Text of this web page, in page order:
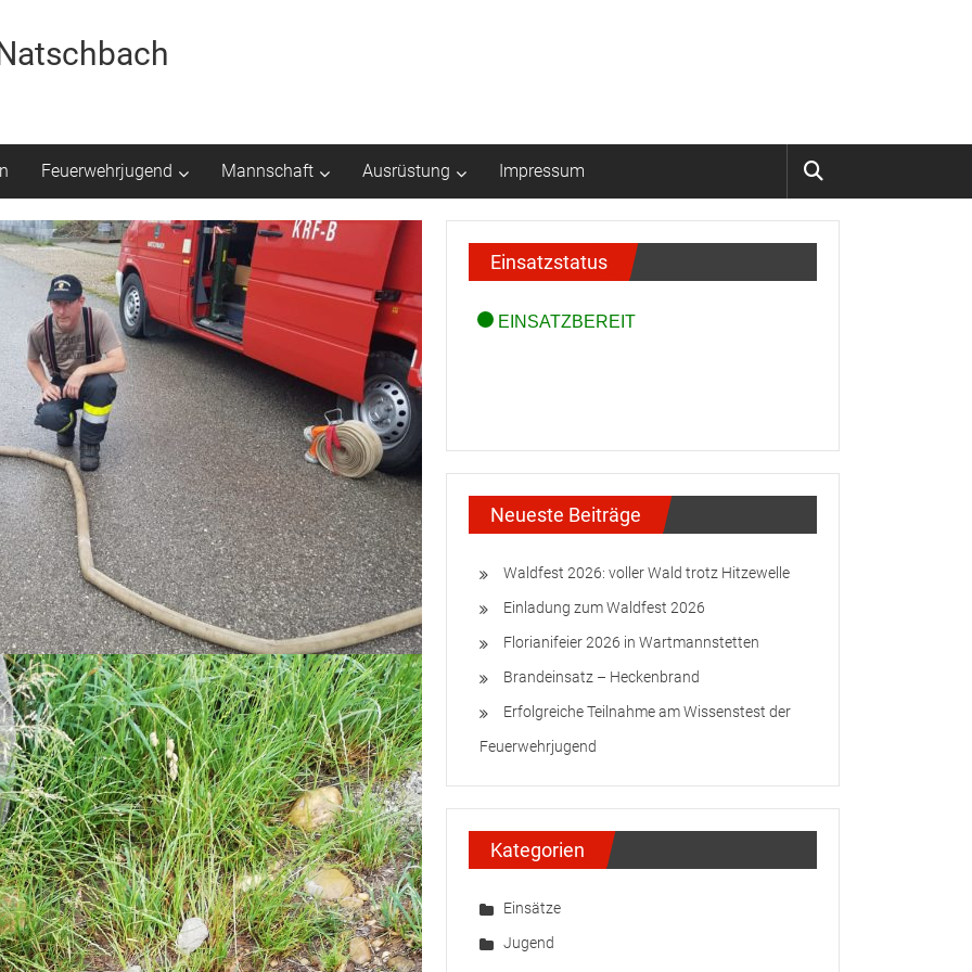
Feuerwehrjugend Mannschaft Ausrüstung Impressum
Einsatzstatus
Neueste Beiträge
Waldfest 2026: voller Wald trotz Hitzewelle
Einladung zum Waldfest 2026
Florianifeier 2026 in Wartmannstetten
Brandeinsatz – Heckenbrand
Erfolgreiche Teilnahme am Wissenstest der
Feuerwehrjugend
Kategorien
Einsätze
Jugend